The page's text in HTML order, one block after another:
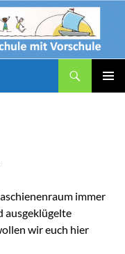
immer
ausgeklügelte
wir euch hier